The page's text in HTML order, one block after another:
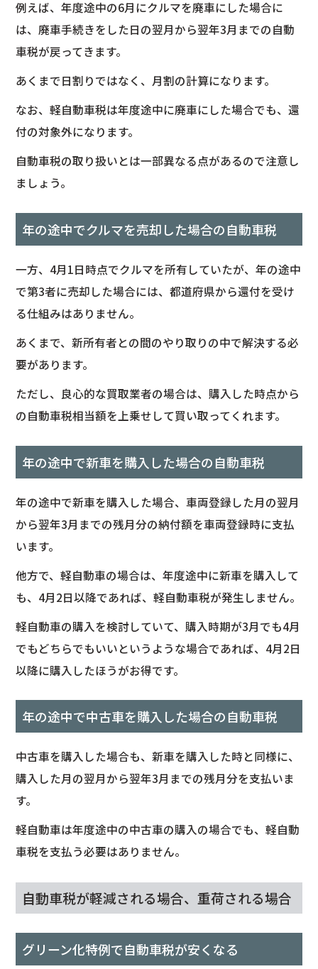
例えば、年度途中の6月にクルマを廃車にした場合に
は、廃車手続きをした日の翌月から翌年3月までの自動
車税が戻ってきます。
あくまで日割りではなく、月割の計算になります。
なお、軽自動車税は年度途中に廃車にした場合でも、還
付の対象外になります。
自動車税の取り扱いとは一部異なる点があるので注意し
ましょう。
年の途中でクルマを売却した場合の自動車税
一方、4月1日時点でクルマを所有していたが、年の途中
で第3者に売却した場合には、都道府県から還付を受け
る仕組みはありません。
あくまで、新所有者との間のやり取りの中で解決する必
要があります。
ただし、良心的な買取業者の場合は、購入した時点から
の自動車税相当額を上乗せして買い取ってくれます。
年の途中で新車を購入した場合の自動車税
年の途中で新車を購入した場合、車両登録した月の翌月
から翌年3月までの残月分の納付額を車両登録時に支払
います。
他方で、軽自動車の場合は、年度途中に新車を購入して
も、4月2日以降であれば、軽自動車税が発生しません。
軽自動車の購入を検討していて、購入時期が3月でも4月
でもどちらでもいいというような場合であれば、4月2日
以降に購入したほうがお得です。
年の途中で中古車を購入した場合の自動車税
中古車を購入した場合も、新車を購入した時と同様に、
購入した月の翌月から翌年3月までの残月分を支払いま
す。
軽自動車は年度途中の中古車の購入の場合でも、軽自動
車税を支払う必要はありません。
自動車税が軽減される場合、重荷される場合
グリーン化特例で自動車税が安くなる